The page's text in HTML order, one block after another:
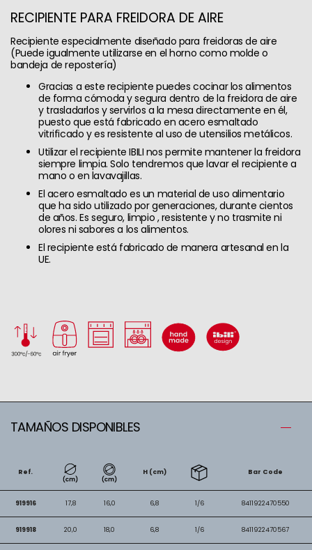
RECIPIENTE PARA FREIDORA DE AIRE
Recipiente especialmente diseñado para freidoras de aire
(Puede igualmente utilizarse en el horno como molde o
bandeja de repostería)
Gracias a este recipiente puedes cocinar los alimentos
de forma cómoda y segura dentro de la freidora de aire
y trasladarlos y servirlos a la mesa directamente en él,
puesto que está fabricado en acero esmaltado
vitrificado y es resistente al uso de utensilios metálicos.
Utilizar el recipiente IBILI nos permite mantener la freidora
siempre limpia. Solo tendremos que lavar el recipiente a
mano o en lavavajillas.
El acero esmaltado es un material de uso alimentario
que ha sido utilizado por generaciones, durante cientos
de años. Es seguro, limpio , resistente y no trasmite ni
olores ni sabores a los alimentos.
El recipiente está fabricado de manera artesanal en la
UE.
TAMAÑOS DISPONIBLES
Ref. H (cm) Bar Code
919916 17,8 16,0 6,8 1/6 8411922470550
919918 20,0 18,0 6,8 1/6 8411922470567